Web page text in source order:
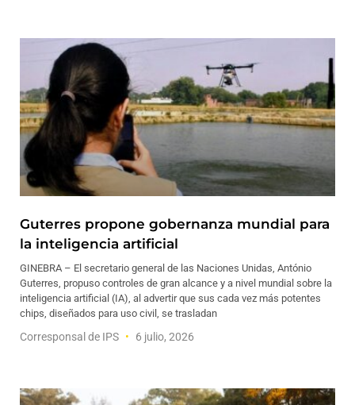
Guterres propone gobernanza mundial para
la inteligencia artificial
GINEBRA – El secretario general de las Naciones Unidas, António
Guterres, propuso controles de gran alcance y a nivel mundial sobre la
inteligencia artificial (IA), al advertir que sus cada vez más potentes
chips, diseñados para uso civil, se trasladan
Corresponsal de IPS 6 julio, 2026